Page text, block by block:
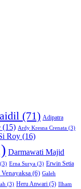
(71) Adipatra
(15) Ardy Kresna Crenata (3)
Roy (16)
Darmawati Majid
(3) Erna Surya (3) Erwin Setia
(6) Galeh
(3) Heru Anwari (5) Ilham